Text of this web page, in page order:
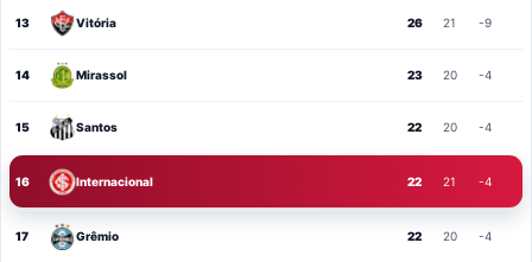
13 Vitória 26 21 -9
14 Mirassol 23 20 -4
15 Santos 22 20 -4
16 Internacional 22 21 -4
17 Grêmio 22 20 -4